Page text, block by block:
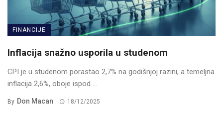
FINANCIJE
Inflacija snažno usporila u studenom
CPI je u studenom porastao 2,7% na godišnjoj razini, a temeljna
inflacija 2,6%, oboje ispod ...
By Don Macan 18/12/2025